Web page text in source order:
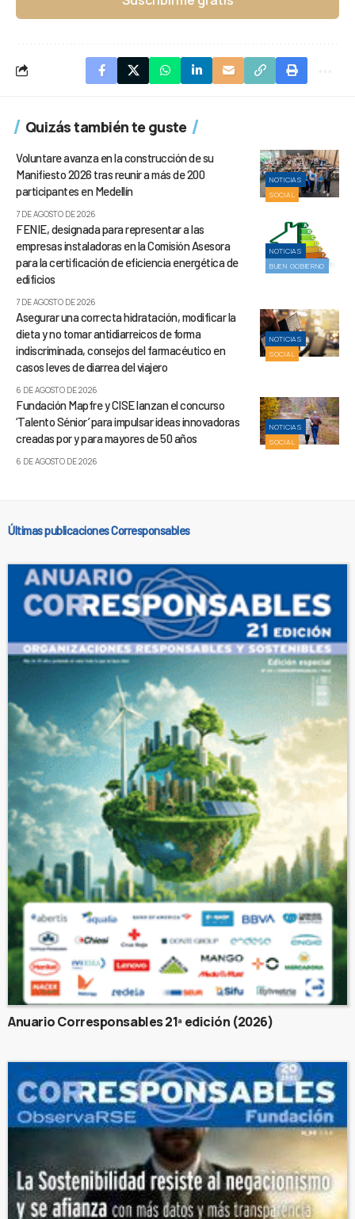
Quizás también te guste
NOTICIAS
SOCIAL
Voluntare avanza en la construcción de su
Manifiesto 2026 tras reunir a más de 200
participantes en Medellín
7 DE AGOSTO DE 2026
NOTICIAS
BUEN GOBIERNO
FENIE, designada para representar a las
empresas instaladoras en la Comisión Asesora
para la certificación de eficiencia energética de
edificios
7 DE AGOSTO DE 2026
NOTICIAS
SOCIAL
Asegurar una correcta hidratación, modificar la
dieta y no tomar antidiarreicos de forma
indiscriminada, consejos del farmacéutico en
casos leves de diarrea del viajero
6 DE AGOSTO DE 2026
NOTICIAS
SOCIAL
Fundación Mapfre y CISE lanzan el concurso
‘Talento Sénior’ para impulsar ideas innovadoras
creadas por y para mayores de 50 años
6 DE AGOSTO DE 2026
Últimas publicaciones Corresponsables
Anuario Corresponsables 21ª edición (2026)